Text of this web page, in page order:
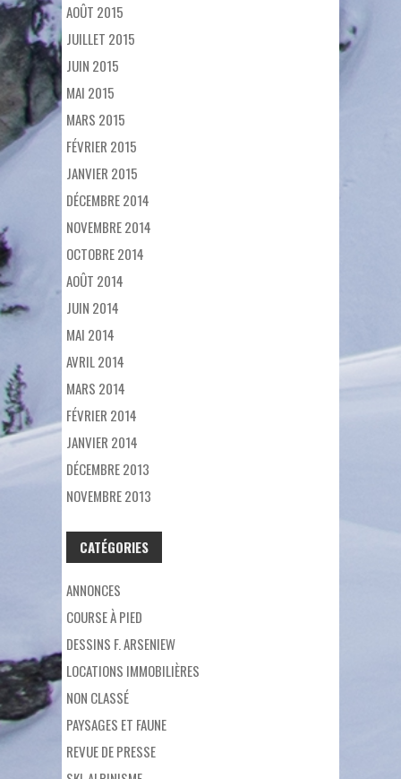
AOÛT 2015
JUILLET 2015
JUIN 2015
MAI 2015
MARS 2015
FÉVRIER 2015
JANVIER 2015
DÉCEMBRE 2014
NOVEMBRE 2014
OCTOBRE 2014
AOÛT 2014
JUIN 2014
MAI 2014
AVRIL 2014
MARS 2014
FÉVRIER 2014
JANVIER 2014
DÉCEMBRE 2013
NOVEMBRE 2013
CATÉGORIES
ANNONCES
COURSE À PIED
DESSINS F. ARSENIEW
LOCATIONS IMMOBILIÈRES
NON CLASSÉ
PAYSAGES ET FAUNE
REVUE DE PRESSE